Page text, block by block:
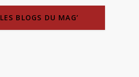
LES BLOGS DU MAG’